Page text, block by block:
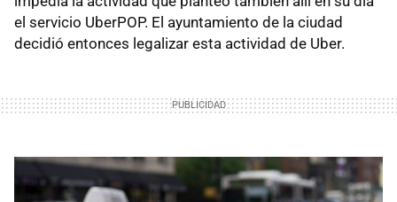
el servicio UberPOP. El ayuntamiento de la ciudad
decidió entonces legalizar esta actividad de Uber.